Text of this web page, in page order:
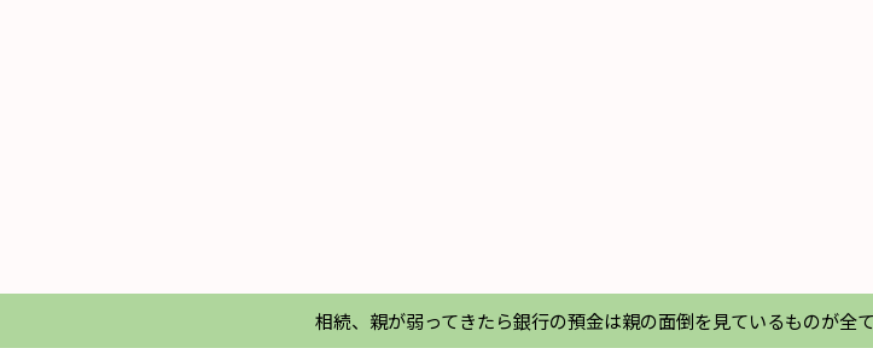
相続、親が弱ってきたら銀行の預金は親の面倒を見ているものが全